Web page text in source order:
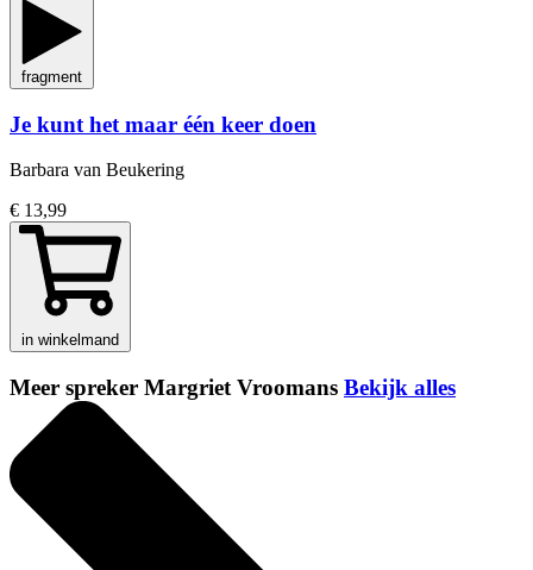
fragment
Je kunt het maar één keer doen
Barbara van Beukering
€ 13,99
in winkelmand
Meer spreker Margriet Vroomans Bekijk alles